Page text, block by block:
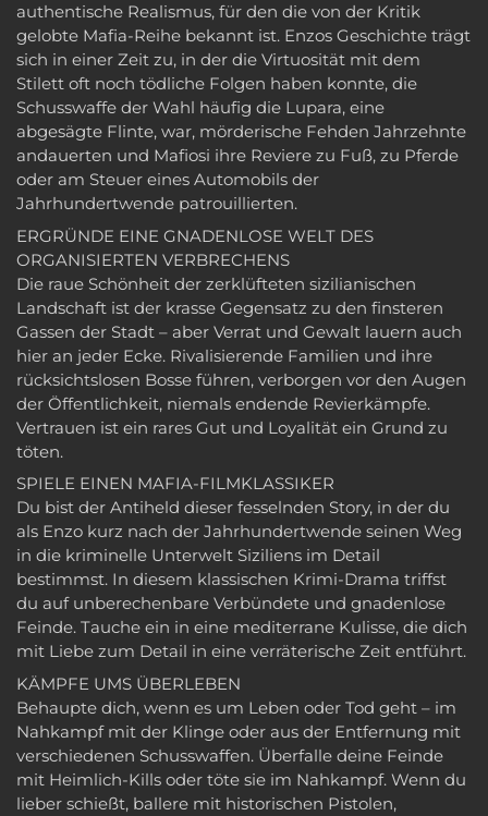
authentische Realismus, für den die von der Kritik
gelobte Mafia-Reihe bekannt ist. Enzos Geschichte trägt
sich in einer Zeit zu, in der die Virtuosität mit dem
Stilett oft noch tödliche Folgen haben konnte, die
Schusswaffe der Wahl häufig die Lupara, eine
abgesägte Flinte, war, mörderische Fehden Jahrzehnte
andauerten und Mafiosi ihre Reviere zu Fuß, zu Pferde
oder am Steuer eines Automobils der
Jahrhundertwende patrouillierten.
ERGRÜNDE EINE GNADENLOSE WELT DES
ORGANISIERTEN VERBRECHENS
Die raue Schönheit der zerklüfteten sizilianischen
Landschaft ist der krasse Gegensatz zu den finsteren
Gassen der Stadt – aber Verrat und Gewalt lauern auch
hier an jeder Ecke. Rivalisierende Familien und ihre
rücksichtslosen Bosse führen, verborgen vor den Augen
der Öffentlichkeit, niemals endende Revierkämpfe.
Vertrauen ist ein rares Gut und Loyalität ein Grund zu
töten.
SPIELE EINEN MAFIA-FILMKLASSIKER
Du bist der Antiheld dieser fesselnden Story, in der du
als Enzo kurz nach der Jahrhundertwende seinen Weg
in die kriminelle Unterwelt Siziliens im Detail
bestimmst. In diesem klassischen Krimi-Drama triffst
du auf unberechenbare Verbündete und gnadenlose
Feinde. Tauche ein in eine mediterrane Kulisse, die dich
mit Liebe zum Detail in eine verräterische Zeit entführt.
KÄMPFE UMS ÜBERLEBEN
Behaupte dich, wenn es um Leben oder Tod geht – im
Nahkampf mit der Klinge oder aus der Entfernung mit
verschiedenen Schusswaffen. Überfalle deine Feinde
mit Heimlich-Kills oder töte sie im Nahkampf. Wenn du
lieber schießt, ballere mit historischen Pistolen,